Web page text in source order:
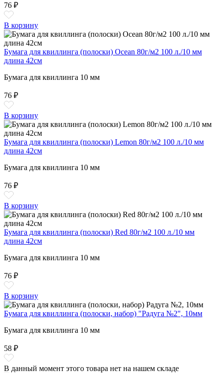
76 ₽
В корзину
Бумага для квиллинга (полоски) Ocean 80г/м2 100 л./10 мм
длина 42см
Бумага для квиллинга 10 мм
76 ₽
В корзину
Бумага для квиллинга (полоски) Lemon 80г/м2 100 л./10 мм
длина 42см
Бумага для квиллинга 10 мм
76 ₽
В корзину
Бумага для квиллинга (полоски) Red 80г/м2 100 л./10 мм
длина 42см
Бумага для квиллинга 10 мм
76 ₽
В корзину
Бумага для квиллинга (полоски, набор) "Радуга №2", 10мм
Бумага для квиллинга 10 мм
58 ₽
В данный момент этого товара нет на нашем складе